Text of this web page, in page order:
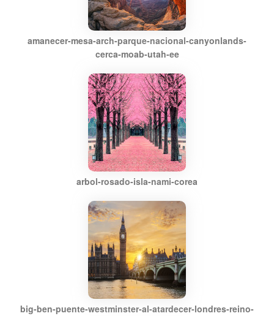
amanecer-mesa-arch-parque-nacional-canyonlands-
cerca-moab-utah-ee
arbol-rosado-isla-nami-corea
big-ben-puente-westminster-al-atardecer-londres-reino-